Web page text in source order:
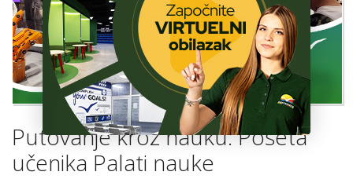
ŠKOLA
Putovanje kroz nauku: Poseta
učenika Palati nauke